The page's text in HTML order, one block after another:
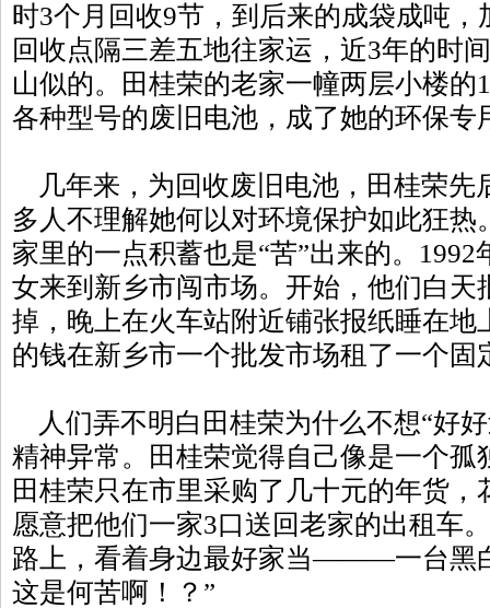
时3个月回收9节，到后来的成袋成吨
回收点隔三差五地往家运，近3年的时
山似的。田桂荣的老家一幢两层小楼的
各种型号的废旧电池，成了她的环保专
几年来，为回收废旧电池，田桂荣先
多人不理解她何以对环境保护如此狂热
家里的一点积蓄也是“苦”出来的。
女来到新乡市闯市场。开始，他们白天
掉，晚上在火车站附近铺张报纸睡在地
的钱在新乡市一个批发市场租了一个
人们弄不明白田桂荣为什么不想“好
精神异常。田桂荣觉得自己像是一个孤
田桂荣只在市里采购了几十元的年货，
愿意把他们一家3口送回老家的出租车
路上，看着身边最好家当———一台黑
这是何苦啊！？”